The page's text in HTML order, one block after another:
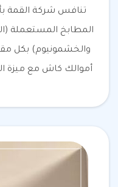
تنافس شركة القمة
المطابخ المستعملة
والخشمونيوم) بكل
أموالك كاش مع ميزة